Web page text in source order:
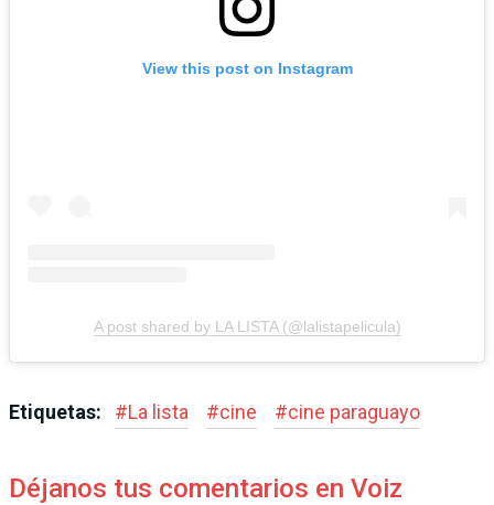
View this post on Instagram
A post shared by LA LISTA (@lalistapelicula)
Etiquetas: #La lista #cine #cine paraguayo
Déjanos tus comentarios en Voiz